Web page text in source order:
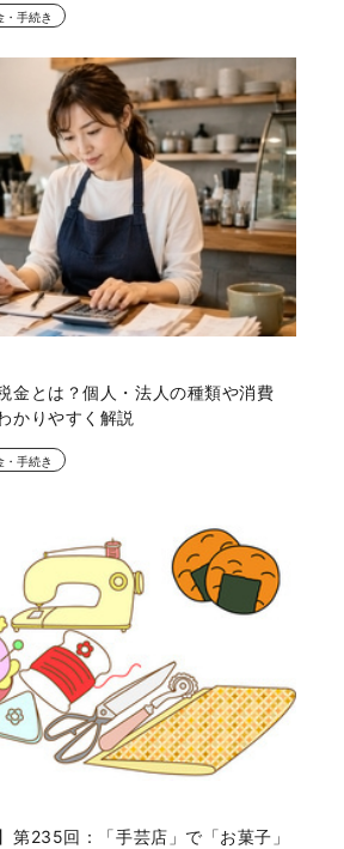
・手続き
金とは？個人・法人の種類や消費
かりやすく解説
・手続き
第235回：「手芸店」で「お菓子」